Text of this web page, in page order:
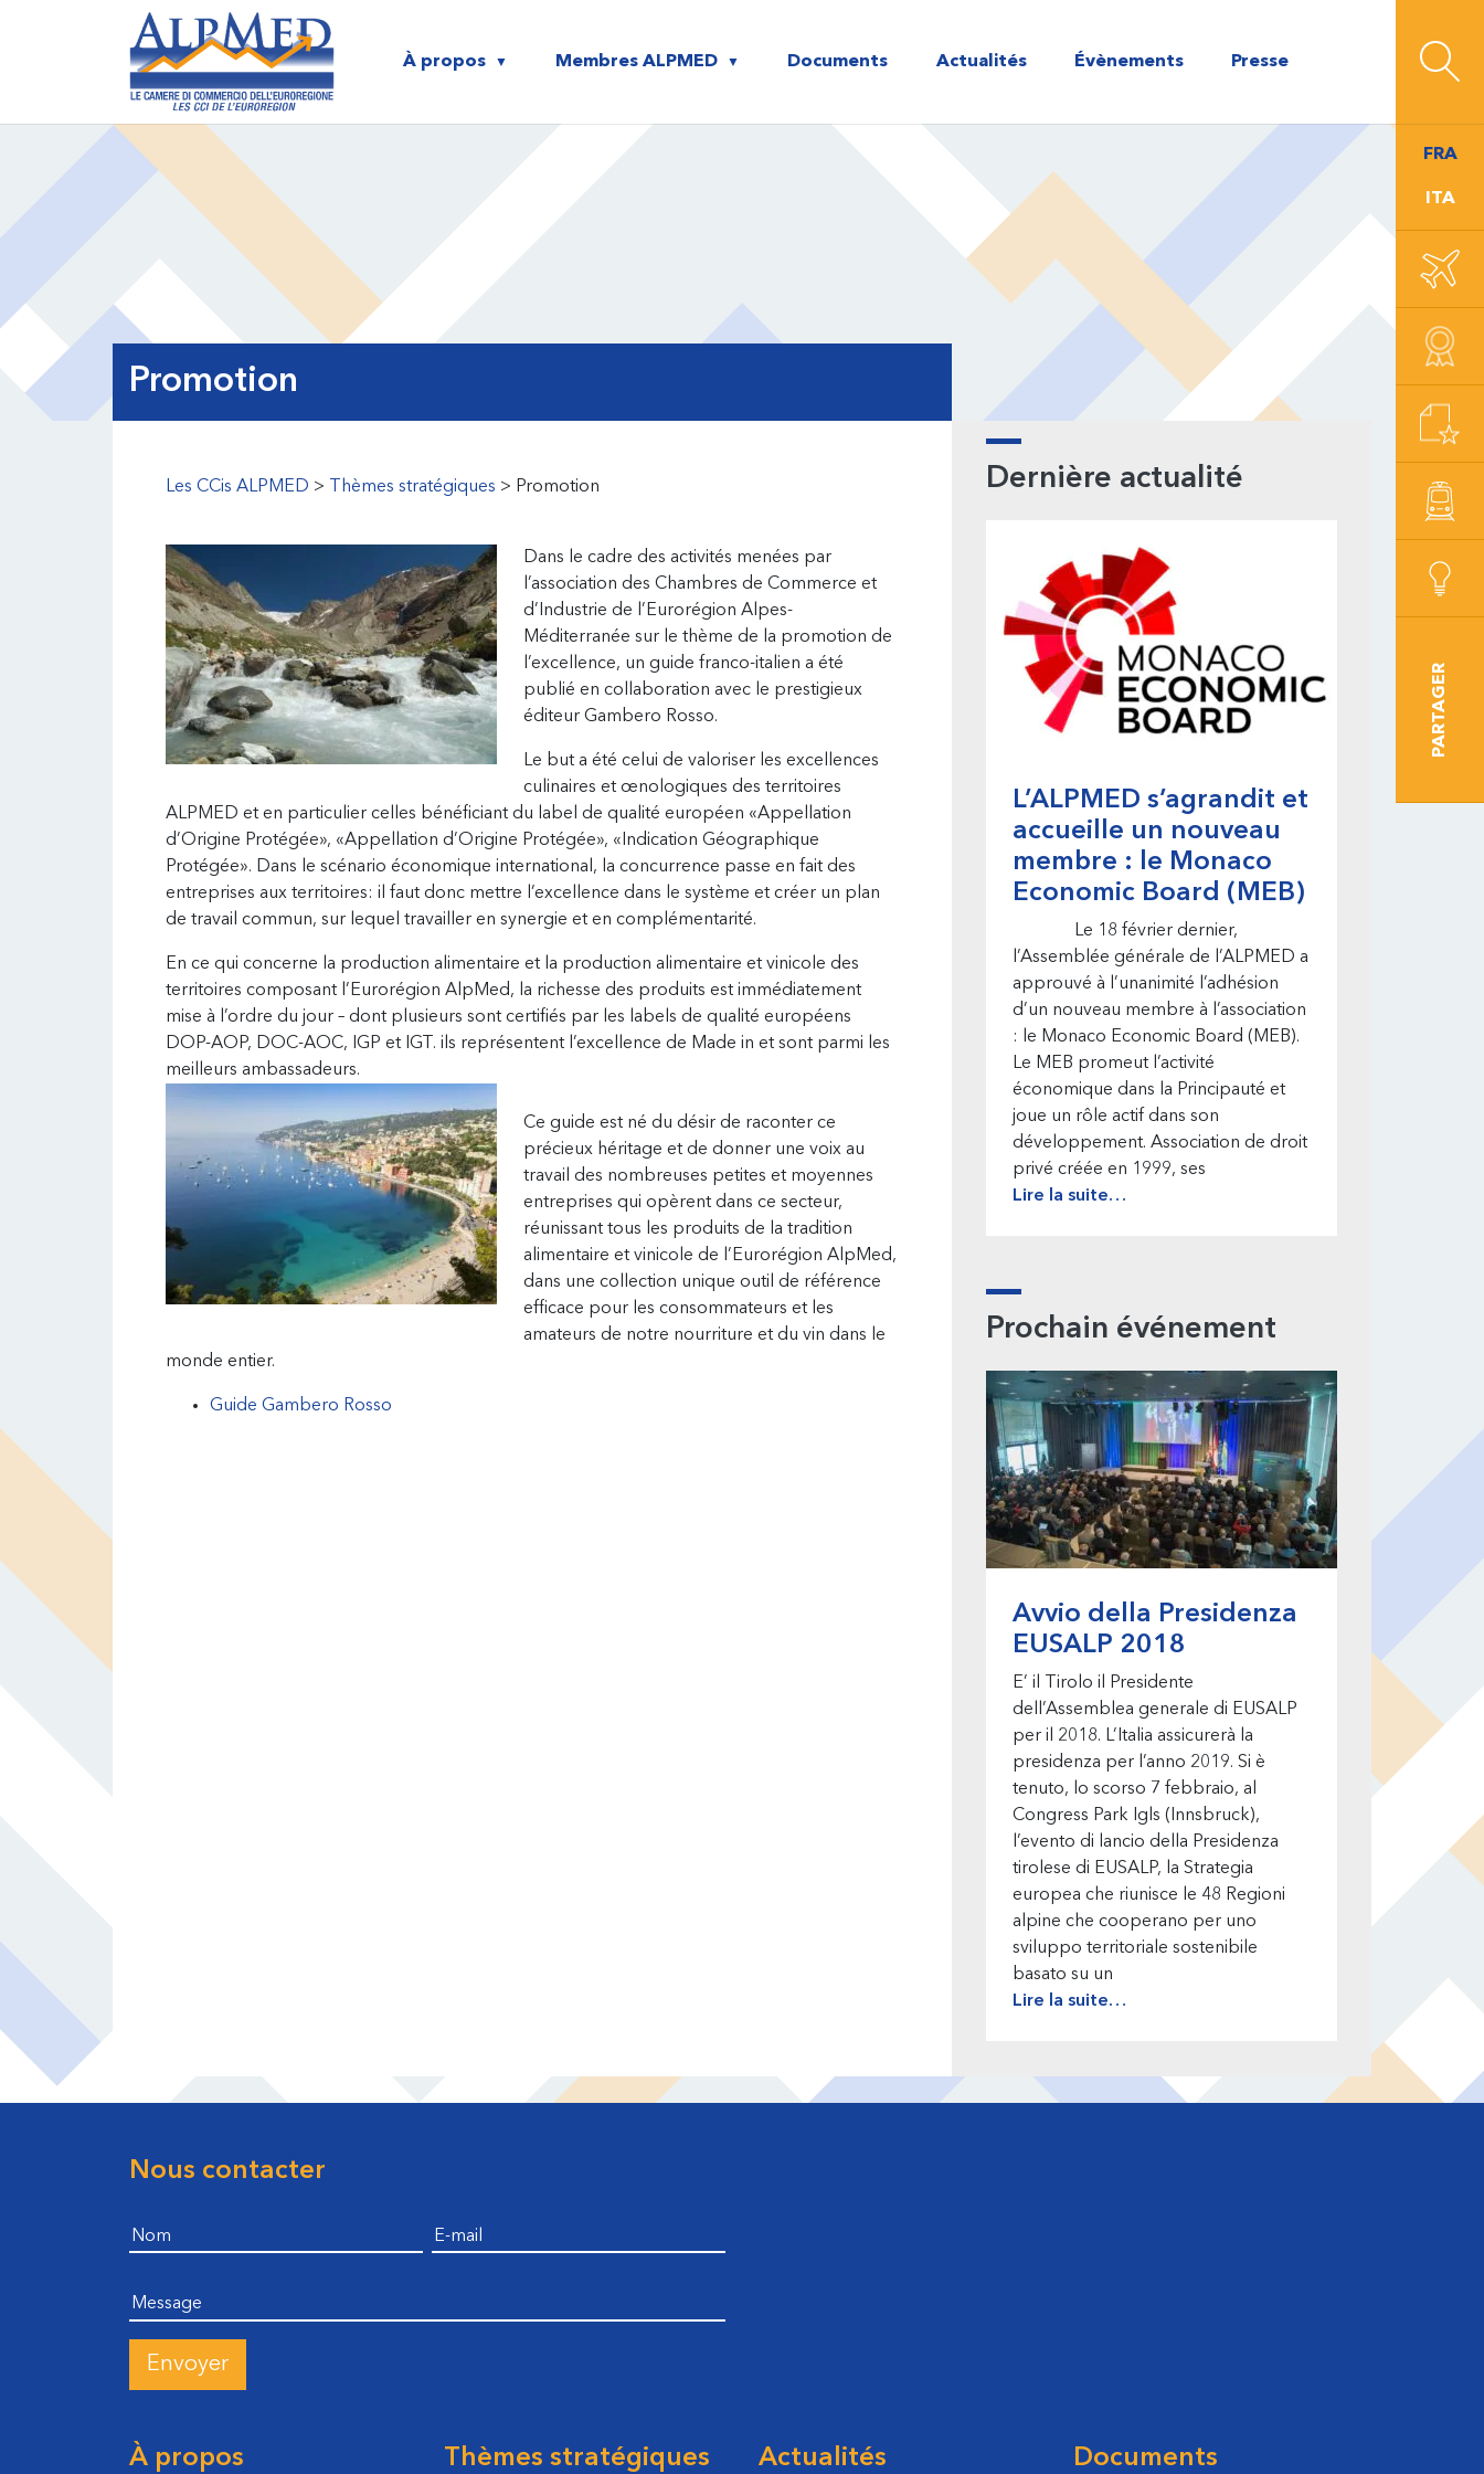
À propos Membres ALPMED Documents Actualités Évènements Presse
FRA
ITA
PARTAGER
Promotion
Les CCis ALPMED > Thèmes stratégiques > Promotion
Dans le cadre des activités menées par
l’association des Chambres de Commerce et
d’Industrie de l’Eurorégion Alpes-
Méditerranée sur le thème de la promotion de
l’excellence, un guide franco-italien a été
publié en collaboration avec le prestigieux
éditeur Gambero Rosso.
Le but a été celui de valoriser les excellences
culinaires et œnologiques des territoires
ALPMED et en particulier celles bénéficiant du label de qualité européen «Appellation
d’Origine Protégée», «Appellation d’Origine Protégée», «Indication Géographique
Protégée». Dans le scénario économique international, la concurrence passe en fait des
entreprises aux territoires: il faut donc mettre l’excellence dans le système et créer un plan
de travail commun, sur lequel travailler en synergie et en complémentarité.
En ce qui concerne la production alimentaire et la production alimentaire et vinicole des
territoires composant l’Eurorégion AlpMed, la richesse des produits est immédiatement
mise à l’ordre du jour – dont plusieurs sont certifiés par les labels de qualité européens
DOP-AOP, DOC-AOC, IGP et IGT. ils représentent l’excellence de Made in et sont parmi les
meilleurs ambassadeurs.
Ce guide est né du désir de raconter ce
précieux héritage et de donner une voix au
travail des nombreuses petites et moyennes
entreprises qui opèrent dans ce secteur,
réunissant tous les produits de la tradition
alimentaire et vinicole de l’Eurorégion AlpMed,
dans une collection unique outil de référence
efficace pour les consommateurs et les
amateurs de notre nourriture et du vin dans le
monde entier.
Guide Gambero Rosso
Barre
latérale
Dernière actualité
L’ALPMED s’agrandit et
accueille un nouveau
membre : le Monaco
Economic Board (MEB)
Le 18 février dernier,
l’Assemblée générale de l’ALPMED a
approuvé à l’unanimité l’adhésion
d’un nouveau membre à l’association
: le Monaco Economic Board (MEB).
Le MEB promeut l’activité
économique dans la Principauté et
joue un rôle actif dans son
développement. Association de droit
privé créée en 1999, ses
Lire la suite…
Prochain événement
Avvio della Presidenza
EUSALP 2018
E’ il Tirolo il Presidente
dell’Assemblea generale di EUSALP
per il 2018. L’Italia assicurerà la
presidenza per l’anno 2019. Si è
tenuto, lo scorso 7 febbraio, al
Congress Park Igls (Innsbruck),
l’evento di lancio della Presidenza
tirolese di EUSALP, la Strategia
europea che riunisce le 48 Regioni
alpine che cooperano per uno
sviluppo territoriale sostenibile
basato su un
Lire la suite…
Nous contacter
À propos Thèmes stratégiques Actualités Documents